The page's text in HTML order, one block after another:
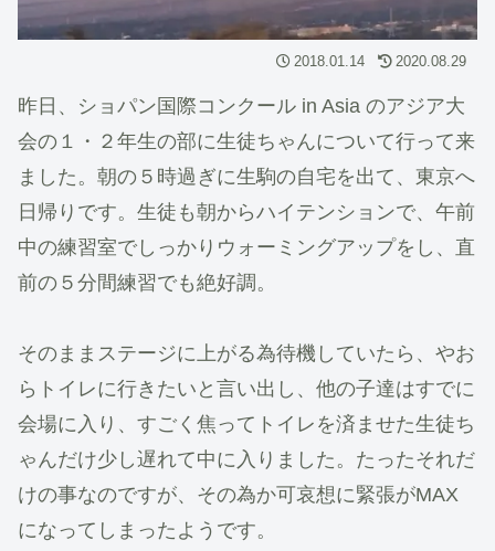
2018.01.14 2020.08.29
昨日、ショパン国際コンクール in Asia のアジア大
会の１・２年生の部に生徒ちゃんについて行って来
ました。朝の５時過ぎに生駒の自宅を出て、東京へ
日帰りです。生徒も朝からハイテンションで、午前
中の練習室でしっかりウォーミングアップをし、直
前の５分間練習でも絶好調。
そのままステージに上がる為待機していたら、やお
らトイレに行きたいと言い出し、他の子達はすでに
会場に入り、すごく焦ってトイレを済ませた生徒ち
ゃんだけ少し遅れて中に入りました。たったそれだ
けの事なのですが、その為か可哀想に緊張がMAX
になってしまったようです。